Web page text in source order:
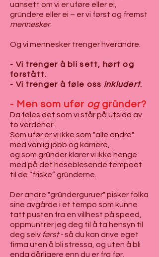
uansett om vi er uføre eller ei,
gründere eller ei – er vi først og fremst
mennesker.
Og vi mennesker trenger hverandre.
- Vi trenger å bli sett, hørt og
forstått.
- Vi trenger å føle oss inkludert.
- Men som ufør og gründer?
Da føles det som vi står på utsida av
to verdener:
Som ufør er vi ikke som "alle andre"
med vanlig jobb og karriere,
og som gründer klarer vi ikke henge
med på det heseblesende tempoet
til de “friske” gründerne.
Der andre "gründerguruer" pisker folka
sine avgårde i et tempo som kunne
tatt pusten fra en villhest på speed,
oppmuntrer jeg deg til å ta hensyn til
deg selv først -så du kan drive eget
firma uten å bli stressa, og uten å bli
enda dårligere enn du er fra før.